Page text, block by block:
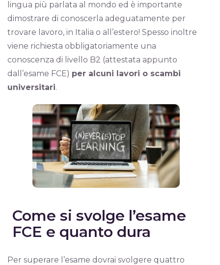
lingua più parlata al mondo ed è importante
dimostrare di conoscerla adeguatamente per
trovare lavoro, in Italia o all’estero! Spesso inoltre
viene richiesta obbligatoriamente una
conoscenza di livello B2 (attestata appunto
dall’esame FCE) per alcuni lavori o scambi
universitari.
Come si svolge l’esame
FCE e quanto dura
Per superare l’esame dovrai svolgere quattro